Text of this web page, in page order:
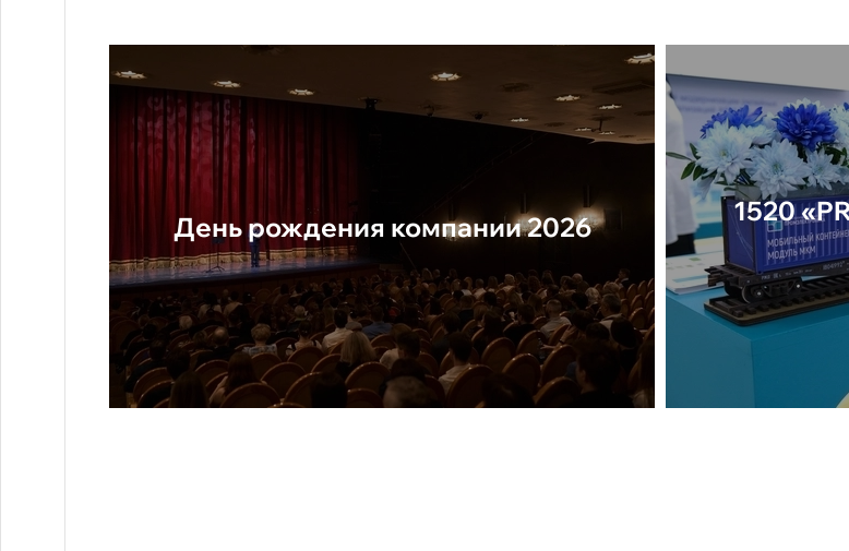
День рождения компании 2026
1520